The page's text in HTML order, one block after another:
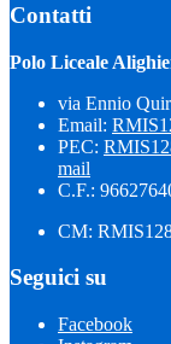
Contatti
Polo Liceale
via Ennio
Email:
PEC:
mail
C.F.:
CM:
Seguici su
Facebook